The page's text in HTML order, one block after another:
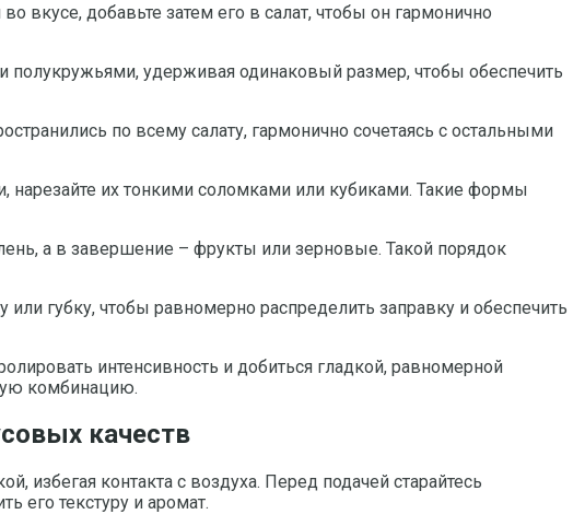
вкусе, добавьте затем его в салат, чтобы он гармонично
удерживая одинаковый размер, чтобы обеспечить
по всему салату, гармонично сочетаясь с остальными
нарезайте их тонкими соломками или кубиками. Такие формы
а в завершение – фрукты или зерновые. Такой порядок
губку, чтобы равномерно распределить заправку и обеспечить
интенсивность и добиться гладкой, равномерной
комбинацию.
качеств
избегая контакта с воздуха. Перед подачей старайтесь
его текстуру и аромат.